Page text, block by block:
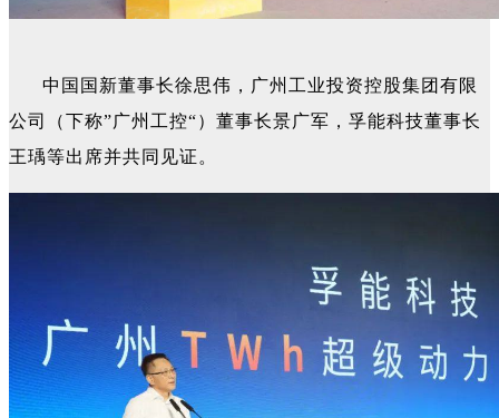
中国国新董事长徐思伟，广州工业投资控股集团有限
公司（下称”广州工控“）董事长景广军，孚能科技董事长
王瑀等出席并共同见证。